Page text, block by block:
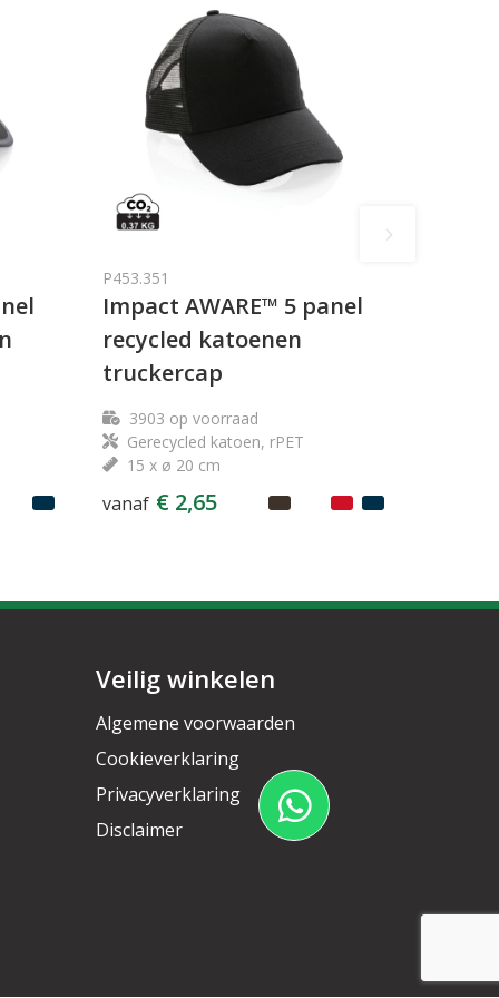
P453.351
Impact AWARE™ 5 panel
recycled katoenen
truckercap
3903 op voorraad
Gerecycled katoen, rPET
15 x ø 20 cm
vanaf € 2,65
Veilig winkelen
Algemene voorwaarden
Cookieverklaring
Privacyverklaring
Disclaimer